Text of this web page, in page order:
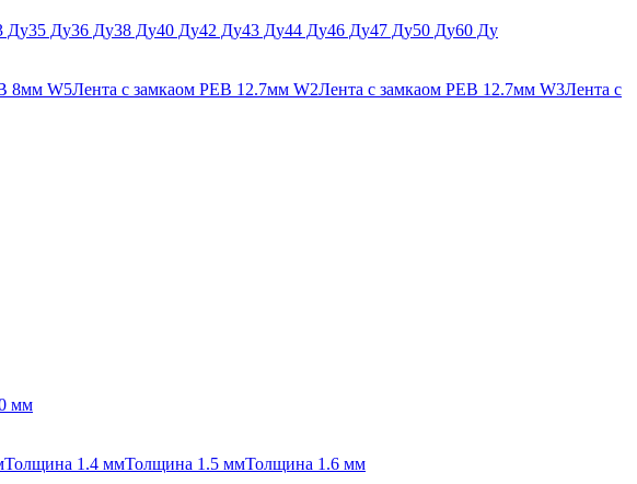
Ду35 Ду36 Ду38 Ду40 Ду42 Ду43 Ду44 Ду46 Ду47 Ду50 Ду60 Ду
8мм W5Лента с замкаом PEB 12.7мм W2Лента с замкаом PEB 12.7мм W3Лента с
мм
Толщина 1.4 ммТолщина 1.5 ммТолщина 1.6 мм